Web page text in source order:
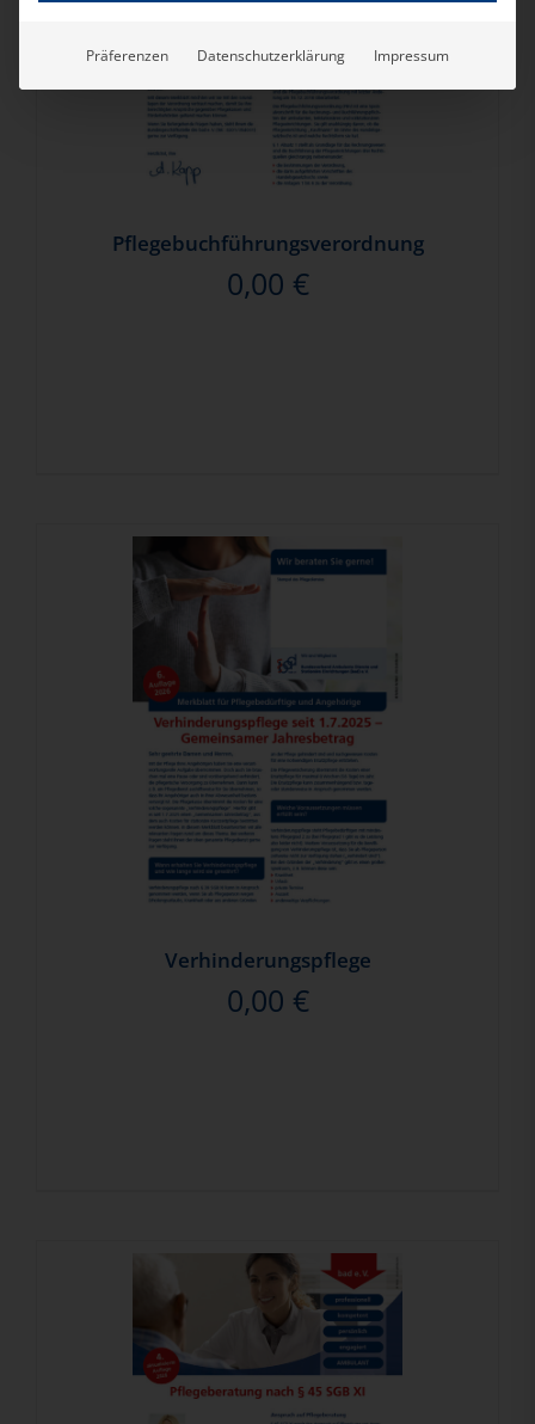
Pflegebuchführungsverordnung
0,00 €
Verhinderungspflege
0,00 €
Präferenzen Datenschutzerklärung Impressum